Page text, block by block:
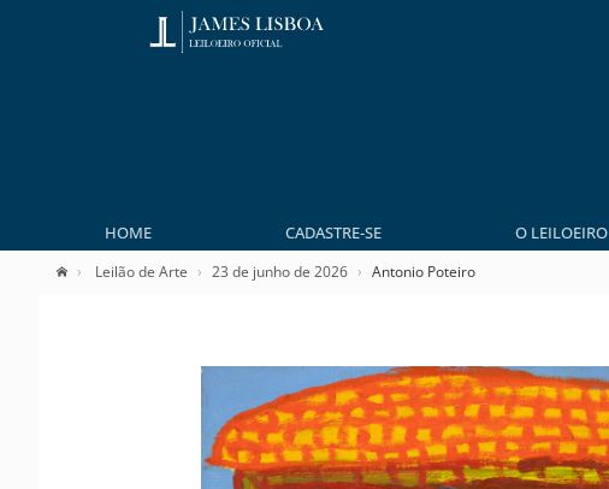
HOME CADASTRE-SE O LEILOEIRO
Leilão de Arte 23 de junho de 2026 Antonio Poteiro